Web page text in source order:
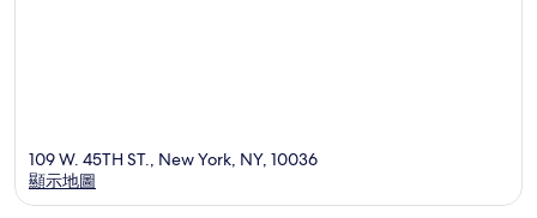
109 W. 45TH ST., New York, NY, 10036
顯示地圖